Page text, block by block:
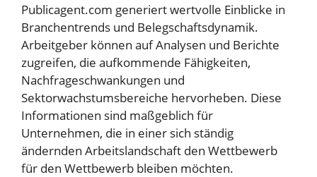
Publicagent.com generiert wertvolle Einblicke in
Branchentrends und Belegschaftsdynamik.
Arbeitgeber können auf Analysen und Berichte
zugreifen, die aufkommende Fähigkeiten,
Nachfrageschwankungen und
Sektorwachstumsbereiche hervorheben. Diese
Informationen sind maßgeblich für
Unternehmen, die in einer sich ständig
ändernden Arbeitslandschaft den Wettbewerb
für den Wettbewerb bleiben möchten.